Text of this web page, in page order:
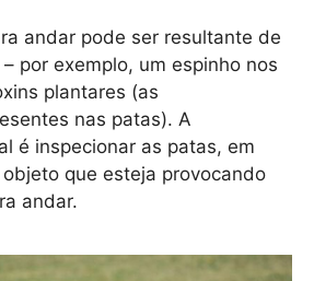
andar pode ser resultante de
por exemplo, um espinho nos
plantares (as
nas patas). A
é inspecionar as patas, em
que esteja provocando
andar.